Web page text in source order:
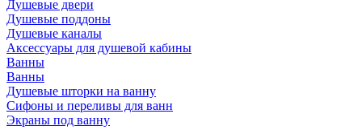
Душевые двери
Душевые поддоны
Душевые каналы
Аксессуары для душевой кабины
Ванны
Ванны
Душевые шторки на ванну
Сифоны и переливы для ванн
Экраны под ванну